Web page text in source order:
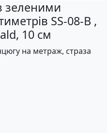
зеленими
SS-08-В ,
10 см
на метраж, страза